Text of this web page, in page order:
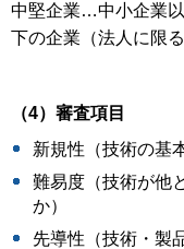
中堅企業…中小企業
下の企業（法人に限る
（4）審査項目
新規性（技術の基
難易度（技術が他
か）
先導性（技術・製